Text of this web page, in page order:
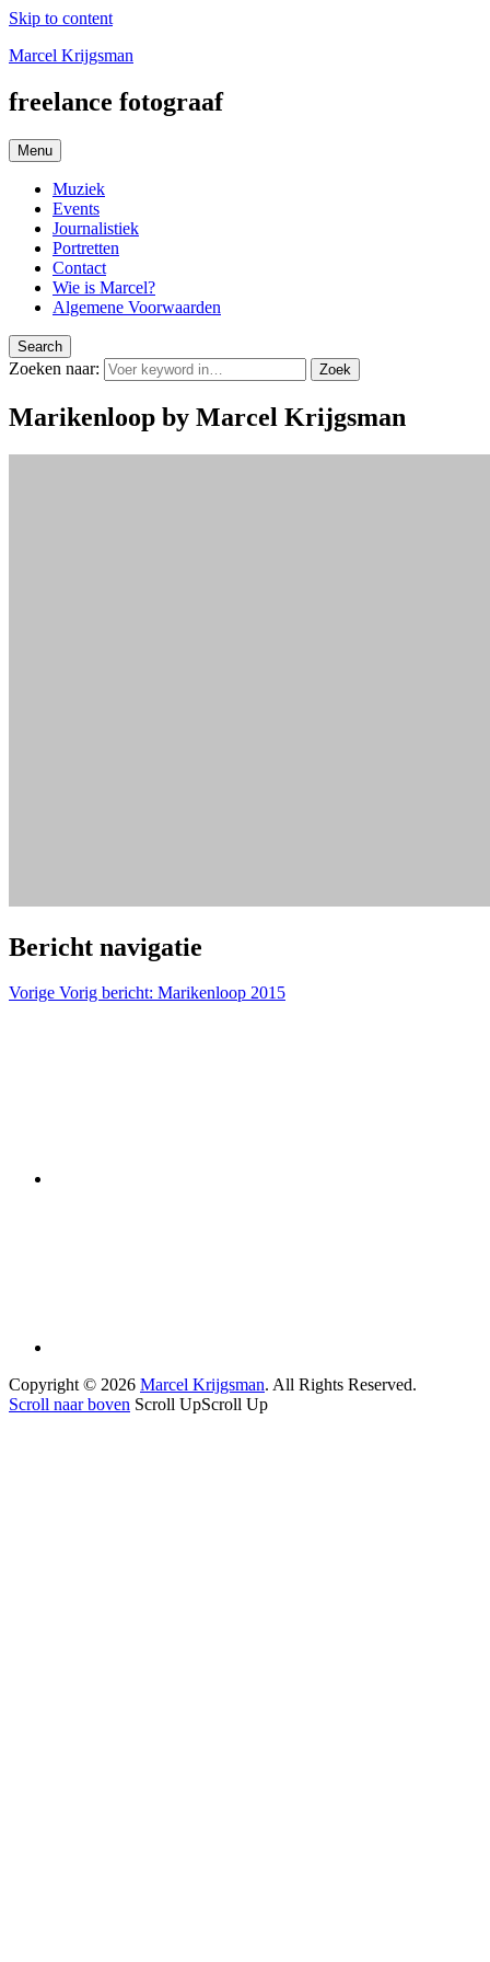
Skip to content
Marcel Krijgsman
freelance fotograaf
Menu
Muziek
Events
Journalistiek
Portretten
Contact
Wie is Marcel?
Algemene Voorwaarden
Search
Zoeken naar: Zoek
Marikenloop by Marcel Krijgsman
Bericht navigatie
Vorige Vorig bericht: Marikenloop 2015
Copyright © 2026 Marcel Krijgsman. All Rights Reserved.
Scroll naar boven Scroll UpScroll Up